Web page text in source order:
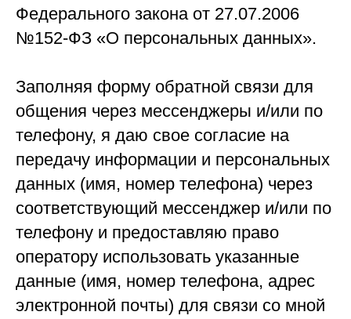
Федерального закона от 27.07.2006
№152-ФЗ «О персональных данных».
Заполняя форму обратной связи для
общения через мессенджеры и/или по
телефону, я даю свое согласие на
передачу информации и персональных
данных (имя, номер телефона) через
соответствующий мессенджер и/или по
телефону и предоставляю право
оператору использовать указанные
данные (имя, номер телефона, адрес
электронной почты) для связи со мной